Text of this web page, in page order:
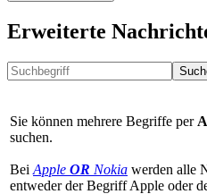
Erweiterte
Sie können mehrere Begriffe per
suchen.
Bei Apple OR Nokia werden alle
entweder der Begriff Apple oder